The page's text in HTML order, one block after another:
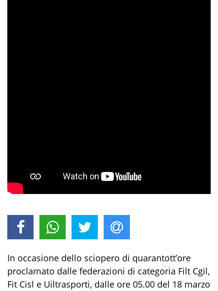
In occasione dello sciopero di quarantott’ore
proclamato dalle federazioni di categoria Filt Cgil,
Fit Cisl e Uiltrasporti, dalle ore 05.00 del 18 marzo